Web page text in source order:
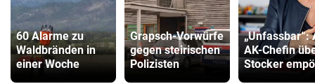
60 Alarme zu
Waldbränden in
einer Woche
Grapsch-Vorwürfe
gegen steirischen
Polizisten
„Unfassbar“:
AK-Chefin
Stocker